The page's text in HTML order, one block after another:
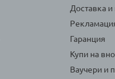
Доставка
Гаранция
Купи на
Ваучери и